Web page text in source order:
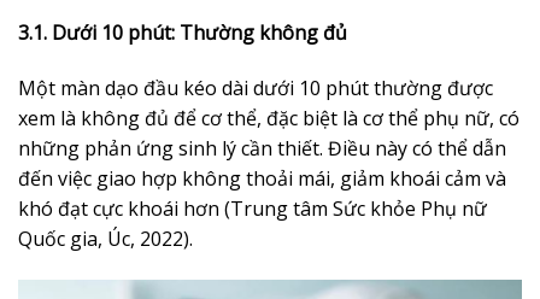
3.1. Dưới 10 phút: Thường không đủ
Một màn dạo đầu kéo dài dưới 10 phút thường được
xem là không đủ để cơ thể, đặc biệt là cơ thể phụ nữ, có
những phản ứng sinh lý cần thiết. Điều này có thể dẫn
đến việc giao hợp không thoải mái, giảm khoái cảm và
khó đạt cực khoái hơn (Trung tâm Sức khỏe Phụ nữ
Quốc gia, Úc, 2022).